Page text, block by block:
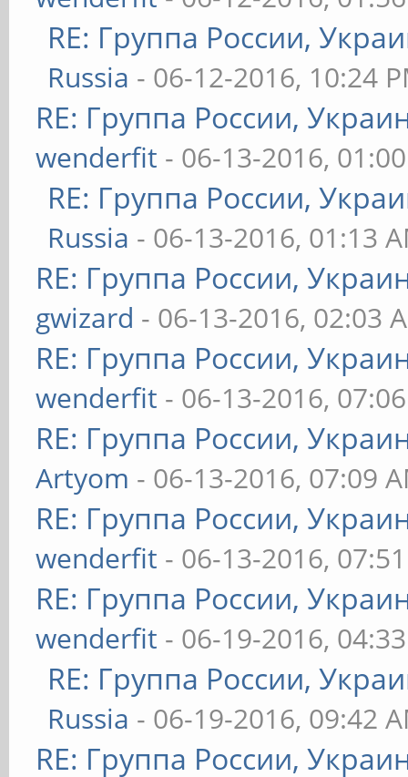
RE: Группа России,
Russia - 06-12-2016, 10:24
RE: Группа России,
wenderfit - 06-13-2016,
RE: Группа России,
Russia - 06-13-2016, 01:13
RE: Группа России,
gwizard - 06-13-2016, 02:03
RE: Группа России,
wenderfit - 06-13-2016,
RE: Группа России,
Artyom - 06-13-2016, 07:09
RE: Группа России,
wenderfit - 06-13-2016,
RE: Группа России,
wenderfit - 06-19-2016,
RE: Группа России,
Russia - 06-19-2016, 09:42
RE: Группа России,